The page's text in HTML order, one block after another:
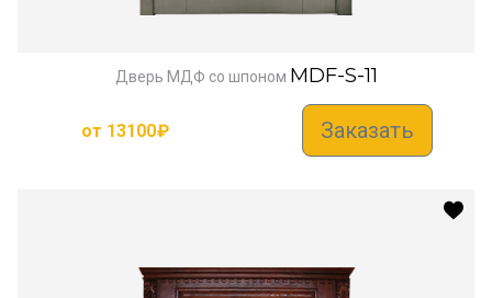
Дверь МДФ со шпоном MDF-S-11
от 13100₽ Заказать